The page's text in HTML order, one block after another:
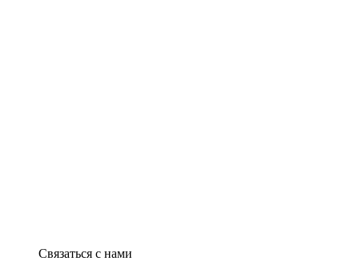
Связаться с нами